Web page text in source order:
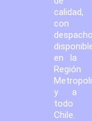
calidad,
con
despacho
en la
Región
y a
todo
Chile.